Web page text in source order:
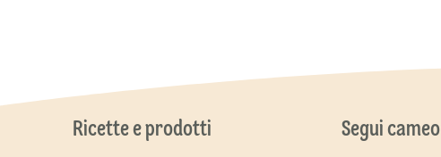
Ricette e prodotti Segui cameo